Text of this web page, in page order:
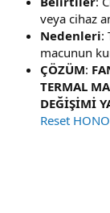
veya cihaz
Nedenleri:
macunun
ÇÖZÜM:
TERMAL
DEĞİŞİMİ
Reset